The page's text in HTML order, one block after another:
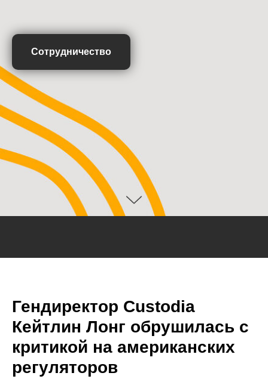
Сотрудничество
Гендиректор Custodia
Кейтлин Лонг обрушилась с
критикой на американских
регуляторов